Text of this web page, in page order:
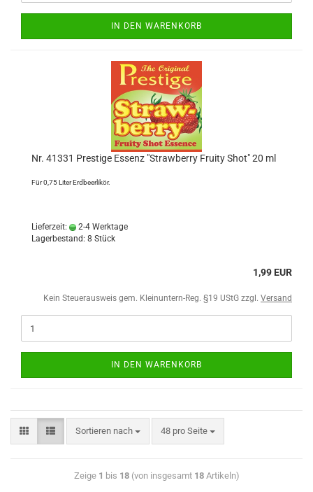
IN DEN WARENKORB
Nr. 41331 Prestige Essenz "Strawberry Fruity Shot" 20 ml
Für 0,75 Liter Erdbeerlikör.
Lieferzeit:
2-4 Werktage
Lagerbestand: 8 Stück
1,99 EUR
Kein Steuerausweis gem. Kleinuntern-Reg. §19 UStG zzgl. Versand
IN DEN WARENKORB
Sortieren nach 48 pro Seite
Zeige 1 bis 18(von insgesamt 18Artikeln)